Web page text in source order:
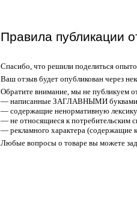
Правила публикации
Спасибо, что решили поделиться
Ваш отзыв будет опубликован через
Обратите внимание, мы не публикуем
— написанные ЗАГЛАВНЫМИ
— содержащие ненормативную лексику
— не относящиеся к потребительским
— рекламного характера (содержащие
Любые вопросы о товаре вы можете